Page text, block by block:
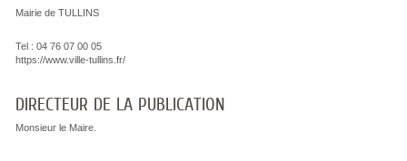
Mairie de TULLINS
Tel : 04 76 07 00 05
https://www.ville-tullins.fr/
DIRECTEUR DE LA PUBLICATION
Monsieur le Maire.